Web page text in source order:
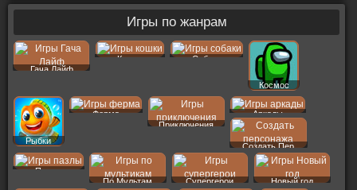
Игры по жанрам
Гача Лайф
Кошки Собаки
Космос
Рыбки
Ферма
Приключения
Аркады
Создать Пер
Пазлы
По Мультам
Супергерои Новый год